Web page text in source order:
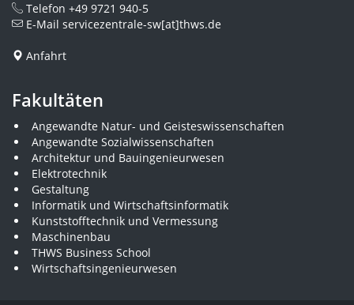
Telefon +49 9721 940-5
E-Mail servicezentrale-sw[at]thws.de
Anfahrt
Fakultäten
Angewandte Natur- und Geisteswissenschaften
Angewandte Sozialwissenschaften
Architektur und Bauingenieurwesen
Elektrotechnik
Gestaltung
Informatik und Wirtschaftsinformatik
Kunststofftechnik und Vermessung
Maschinenbau
THWS Business School
Wirtschaftsingenieurwesen